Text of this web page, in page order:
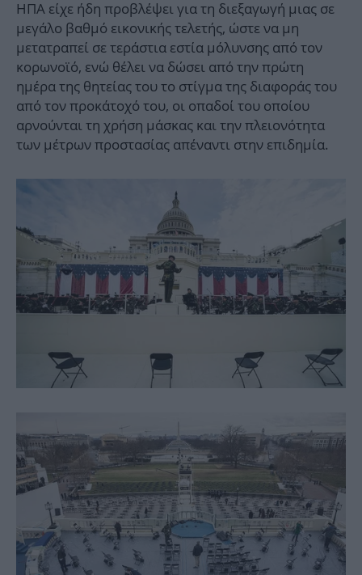
ΗΠΑ είχε ήδη προβλέψει για τη διεξαγωγή μιας σε
μεγάλο βαθμό εικονικής τελετής, ώστε να μη
μετατραπεί σε τεράστια εστία μόλυνσης από τον
κορωνοϊό, ενώ θέλει να δώσει από την πρώτη
ημέρα της θητείας του το στίγμα της διαφοράς του
από τον προκάτοχό του, οι οπαδοί του οποίου
αρνούνται τη χρήση μάσκας και την πλειονότητα
των μέτρων προστασίας απέναντι στην επιδημία.